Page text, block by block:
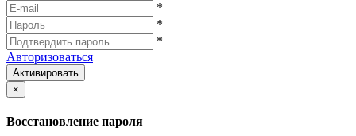
*
*
*
Авторизоваться
Активировать
×
Восстановление пароля